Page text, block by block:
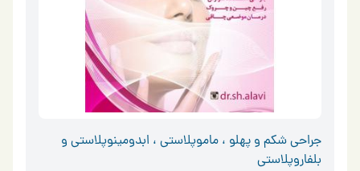
جراحی شکم و پهلو ، ماموپلاستی ، ابدومینوپلاستی و
بلفاروپلاستی